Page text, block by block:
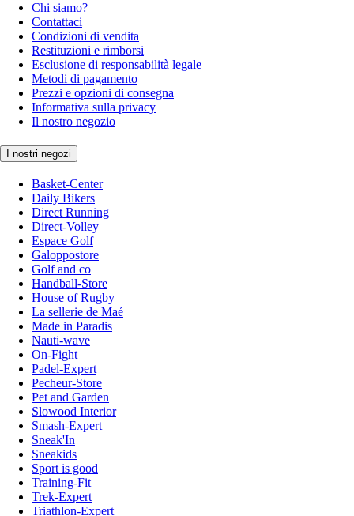
Chi siamo?
Contattaci
Condizioni di vendita
Restituzioni e rimborsi
Esclusione di responsabilità legale
Metodi di pagamento
Prezzi e opzioni di consegna
Informativa sulla privacy
Il nostro negozio
I nostri negozi
Basket-Center
Daily Bikers
Direct Running
Direct-Volley
Espace Golf
Galoppostore
Golf and co
Handball-Store
House of Rugby
La sellerie de Maé
Made in Paradis
Nauti-wave
On-Fight
Padel-Expert
Pecheur-Store
Pet and Garden
Slowood Interior
Smash-Expert
Sneak'In
Sneakids
Sport is good
Training-Fit
Trek-Expert
Triathlon-Expert